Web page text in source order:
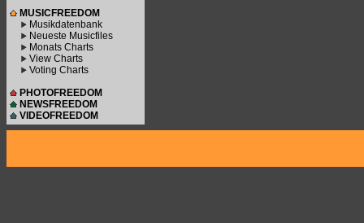
MUSICFREEDOM
Musikdatenbank
Neueste Musicfiles
Monats Charts
View Charts
Voting Charts
PHOTOFREEDOM
NEWSFREEDOM
VIDEOFREEDOM